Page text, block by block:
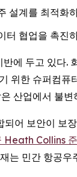
설계를 최적
터 협업을 촉
두고 있다.
위한 슈퍼컴
산업에서 불
보안이 보
Heath Collins
는 민간 항공